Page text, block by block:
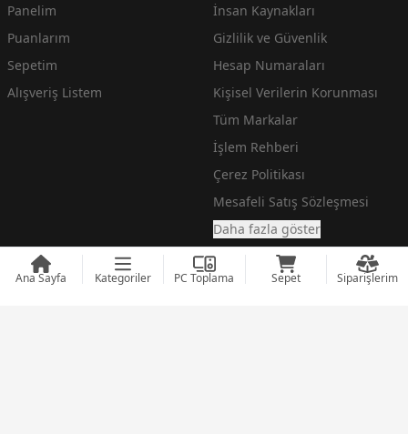
Ana Sayfa Kategoriler PC Toplama Sepet Siparişlerim
Panelim
Puanlarım
Sepetim
Alışveriş Listem
İnsan Kaynakları
Gizlilik ve Güvenlik
Hesap Numaraları
Kişisel Verilerin Korunması
Tüm Markalar
İşlem Rehberi
Çerez Politikası
Mesafeli Satış Sözleşmesi
Daha fazla göster